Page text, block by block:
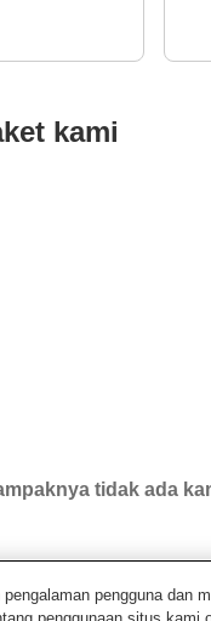
kami
tidak ada
pengguna dan